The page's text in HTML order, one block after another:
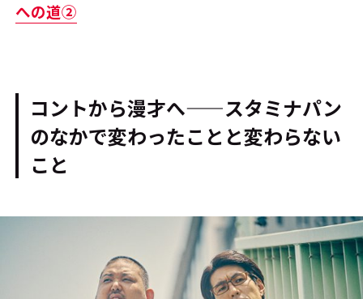
への道②
コントから漫才へ——スタミナパン
のなかで変わったことと変わらない
こと